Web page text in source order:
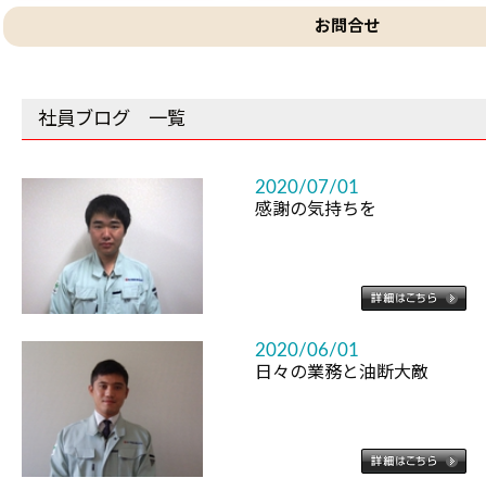
お問合せ
社員ブログ 一覧
2020/07/01
感謝の気持ちを
2020/06/01
日々の業務と油断大敵